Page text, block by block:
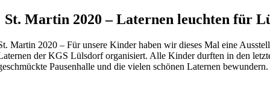
Bild
St. Martin 2020 – Laternen leuchten für
Martin 2020 – Für unsere Kinder haben wir dieses Mal eine
der KGS Lülsdorf organisiert. Alle Kinder durften in den
Pausenhalle und die vielen schönen Laternen bewundern.